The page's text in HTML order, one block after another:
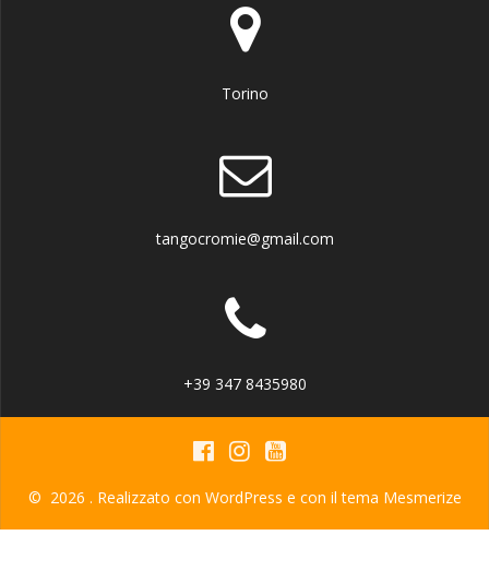
Torino
tangocromie@gmail.com
+39 347 8435980
© 2026 . Realizzato con WordPress e con il tema Mesmerize